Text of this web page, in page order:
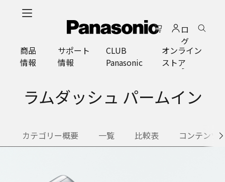
プ
ロ
グ
イ
ン
商品
情報
サポート
情報
CLUB
Panasonic
オンライン
ストア
ラムダッシュ パームイン
カテゴリー概要 一覧 比較表 コンテンツ